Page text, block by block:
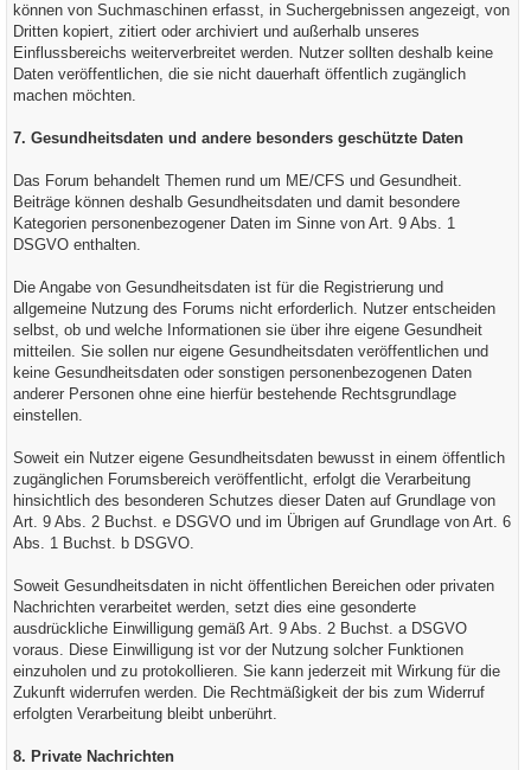
können von Suchmaschinen erfasst, in Suchergebnissen angezeigt, von
Dritten kopiert, zitiert oder archiviert und außerhalb unseres
Einflussbereichs weiterverbreitet werden. Nutzer sollten deshalb keine
Daten veröffentlichen, die sie nicht dauerhaft öffentlich zugänglich
machen möchten.
7. Gesundheitsdaten und andere besonders geschützte Daten
Das Forum behandelt Themen rund um ME/CFS und Gesundheit.
Beiträge können deshalb Gesundheitsdaten und damit besondere
Kategorien personenbezogener Daten im Sinne von Art. 9 Abs. 1
DSGVO enthalten.
Die Angabe von Gesundheitsdaten ist für die Registrierung und
allgemeine Nutzung des Forums nicht erforderlich. Nutzer entscheiden
selbst, ob und welche Informationen sie über ihre eigene Gesundheit
mitteilen. Sie sollen nur eigene Gesundheitsdaten veröffentlichen und
keine Gesundheitsdaten oder sonstigen personenbezogenen Daten
anderer Personen ohne eine hierfür bestehende Rechtsgrundlage
einstellen.
Soweit ein Nutzer eigene Gesundheitsdaten bewusst in einem öffentlich
zugänglichen Forumsbereich veröffentlicht, erfolgt die Verarbeitung
hinsichtlich des besonderen Schutzes dieser Daten auf Grundlage von
Art. 9 Abs. 2 Buchst. e DSGVO und im Übrigen auf Grundlage von Art. 6
Abs. 1 Buchst. b DSGVO.
Soweit Gesundheitsdaten in nicht öffentlichen Bereichen oder privaten
Nachrichten verarbeitet werden, setzt dies eine gesonderte
ausdrückliche Einwilligung gemäß Art. 9 Abs. 2 Buchst. a DSGVO
voraus. Diese Einwilligung ist vor der Nutzung solcher Funktionen
einzuholen und zu protokollieren. Sie kann jederzeit mit Wirkung für die
Zukunft widerrufen werden. Die Rechtmäßigkeit der bis zum Widerruf
erfolgten Verarbeitung bleibt unberührt.
8. Private Nachrichten